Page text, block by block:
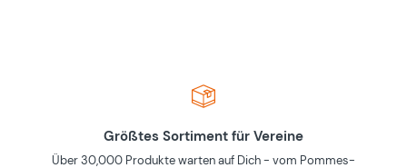
Größtes Sortiment für Vereine
Über 30,000 Produkte warten auf Dich - vom Pommes-